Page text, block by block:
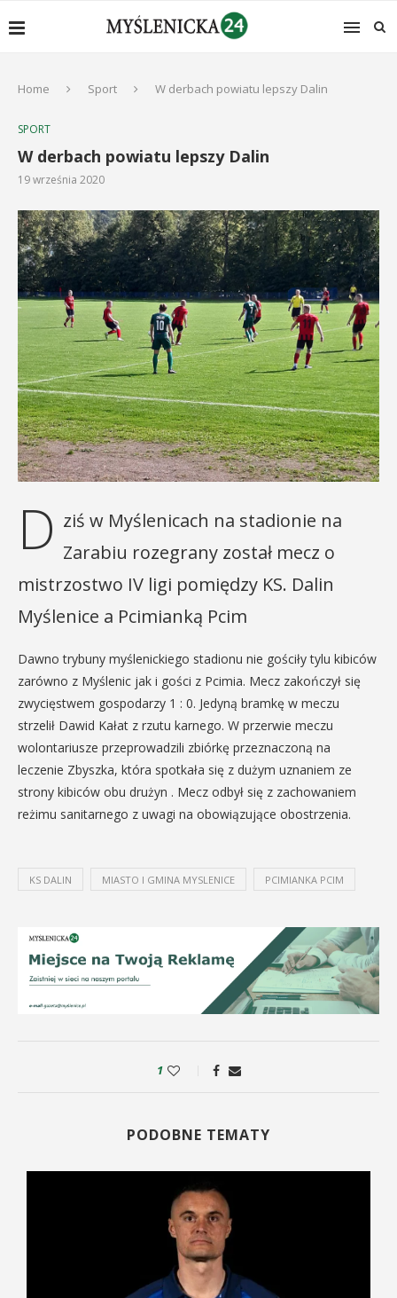
Home Sport W derbach powiatu lepszy Dalin
SPORT
W derbach powiatu lepszy Dalin
19 września 2020
D ziś w Myślenicach na stadionie na
Zarabiu rozegrany został mecz o
mistrzostwo IV ligi pomiędzy KS. Dalin
Myślenice a Pcimianką Pcim
Dawno trybuny myślenickiego stadionu nie gościły tylu kibiców
zarówno z Myślenic jak i gości z Pcimia. Mecz zakończył się
zwycięstwem gospodarzy 1 : 0. Jedyną bramkę w meczu
strzelił Dawid Kałat z rzutu karnego. W przerwie meczu
wolontariusze przeprowadzili zbiórkę przeznaczoną na
leczenie Zbyszka, która spotkała się z dużym uznaniem ze
strony kibiców obu drużyn . Mecz odbył się z zachowaniem
reżimu sanitarnego z uwagi na obowiązujące obostrzenia.
KS DALIN MIASTO I GMINA MYSLENICE PCIMIANKA PCIM
1
PODOBNE TEMATY